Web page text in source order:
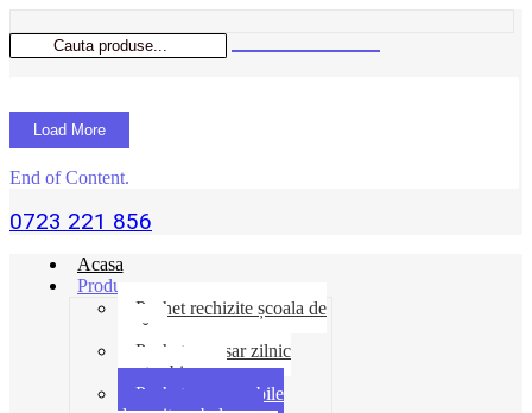
Load More
End of Content.
0723 221 856
Acasa
Produse
Pachet rechizite școala de
vară
Pachet necesar zilnic
pentru birou
Pachet consumabile